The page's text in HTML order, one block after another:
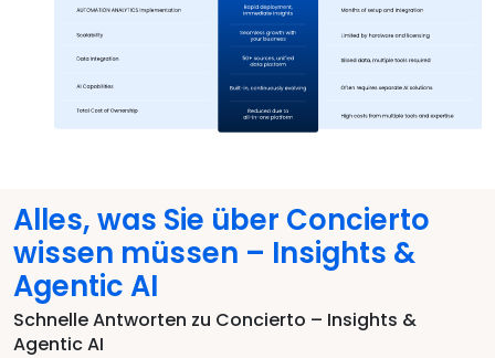
Alles, was Sie über Concierto
wissen müssen – Insights &
Agentic AI
Schnelle Antworten zu Concierto – Insights &
Agentic AI